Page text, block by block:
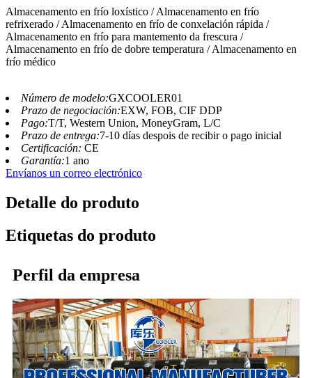
Almacenamento en frío loxístico / Almacenamento en frío
refrixerado / Almacenamento en frío de conxelación rápida /
Almacenamento en frío para mantemento da frescura /
Almacenamento en frío de dobre temperatura / Almacenamento en
frío médico
Número de modelo:GXCOOLER01
Prazo de negociación:EXW, FOB, CIF DDP
Pago:T/T, Western Union, MoneyGram, L/C
Prazo de entrega:7-10 días despois de recibir o pago inicial
Certificación: CE
Garantía:1 ano
Envíanos un correo electrónico
Detalle do produto
Etiquetas do produto
Perfil da empresa